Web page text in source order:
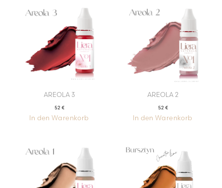
AREOLA 3
52 €
In den Warenkorb
AREOLA 2
52 €
In den Warenkorb